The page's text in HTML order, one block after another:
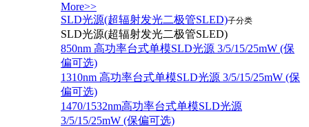
More>>
SLD光源(超辐射发光二极管SLED)子分类
SLD光源(超辐射发光二极管SLED)
850nm 高功率台式单模SLD光源 3/5/15/25mW (保
偏可选)
1310nm 高功率台式单模SLD光源 3/5/15/25mW (保
偏可选)
1470/1532nm高功率台式单模SLD光源
3/5/15/25mW (保偏可选)